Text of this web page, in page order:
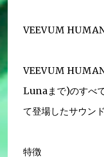
VEEVUM HUMAN
VEEVUM
Lunaまで)のすべ
て登場したサウン
特徴